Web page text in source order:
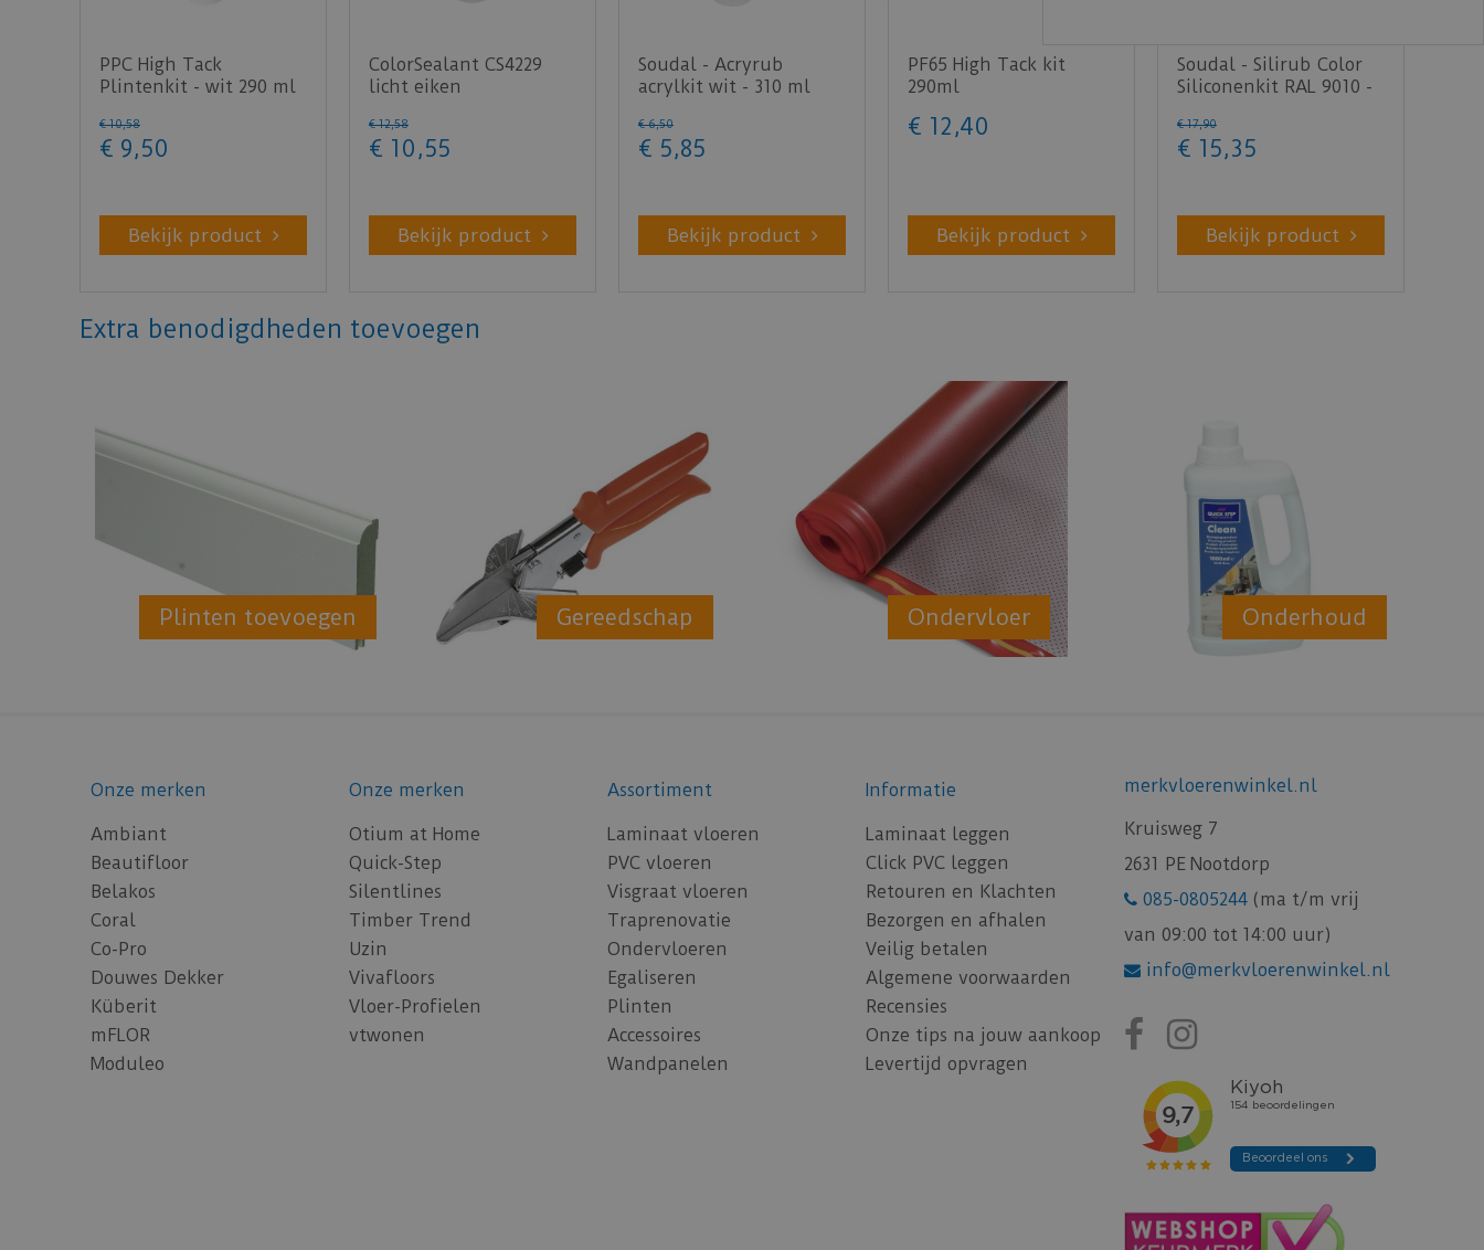
PPC High Tack
Plintenkit - wit 290 ml
€ 10,58
€ 9,50
Bekijk product
ColorSealant CS4229
licht eiken
€ 12,58
€ 10 ,55
Bekijk product
Soudal - Acryrub
acrylkit wit - 310 ml
€ 6,50
€ 5,85
Bekijk product
PF65 High Tack kit
290ml
€ 12 ,40
Bekijk product
Soudal - Silirub Color
Siliconenkit RAL 9010 -
€ 17,90
€ 15,35
Bekijk product
Extra benodigdheden toevoegen
Plinten toevoegen Gereedschap Ondervloer Onderhoud
Onze merken
Ambiant
Beautifloor
Belakos
Coral
Co-Pro
Douwes Dekker
Küberit
mFLOR
Moduleo
Onze merken
Otium at Home
Quick-Step
Silentlines
Timber Trend
Uzin
Vivafloors
Vloer-Profielen
vtwonen
Assortiment
Laminaat vloeren
PVC vloeren
Visgraat vloeren
Traprenovatie
Ondervloeren
Egaliseren
Plinten
Accessoires
Wandpanelen
Informatie
Laminaat leggen
Click PVC leggen
Retouren en Klachten
Bezorgen en afhalen
Veilig betalen
Algemene voorwaarden
Recensies
Onze tips na jouw aankoop
Levertijd opvragen
merkvloerenwinkel.nl
Kruisweg 7
2631 PE Nootdorp
085-0805244 (ma t/m vrij
van 09:00 tot 14:00 uur)
info@merkvloerenwinkel.nl